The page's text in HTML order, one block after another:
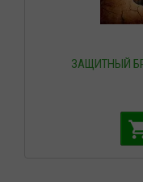
ЗАЩИТНЫЙ